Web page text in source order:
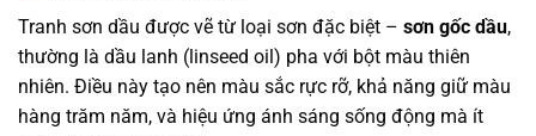
Tranh sơn dầu được vẽ từ loại sơn đặc biệt – sơn gốc dầu,
thường là dầu lanh (linseed oil) pha với bột màu thiên
nhiên. Điều này tạo nên màu sắc rực rỡ, khả năng giữ màu
hàng trăm năm, và hiệu ứng ánh sáng sống động mà ít